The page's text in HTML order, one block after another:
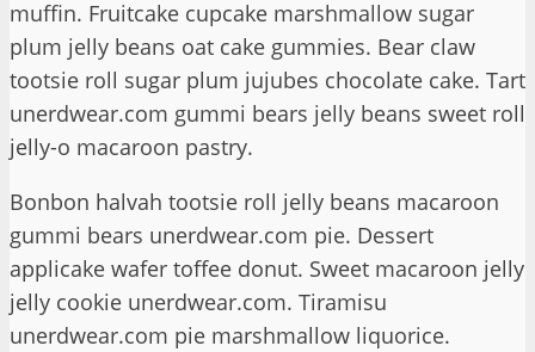
muffin. Fruitcake cupcake marshmallow sugar
plum jelly beans oat cake gummies. Bear claw
tootsie roll sugar plum jujubes chocolate cake. Tart
unerdwear.com gummi bears jelly beans sweet roll
jelly-o macaroon pastry.
Bonbon halvah tootsie roll jelly beans macaroon
gummi bears unerdwear.com pie. Dessert
applicake wafer toffee donut. Sweet macaroon jelly
jelly cookie unerdwear.com. Tiramisu
unerdwear.com pie marshmallow liquorice.